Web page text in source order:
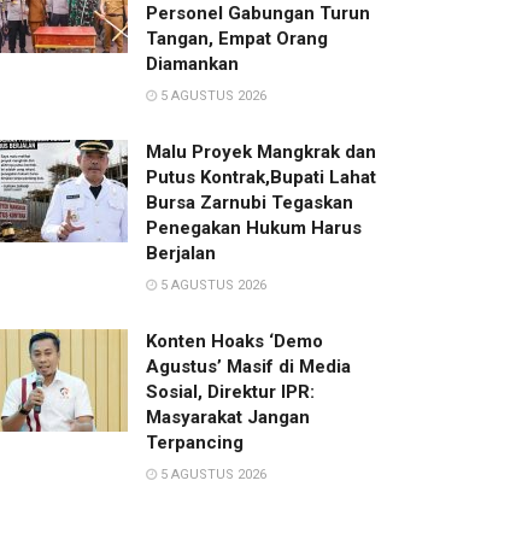
Personel Gabungan Turun
Tangan, Empat Orang
Diamankan
5 AGUSTUS 2026
Malu Proyek Mangkrak dan
Putus Kontrak,Bupati Lahat
Bursa Zarnubi Tegaskan
Penegakan Hukum Harus
Berjalan
5 AGUSTUS 2026
Konten Hoaks ‘Demo
Agustus’ Masif di Media
Sosial, Direktur IPR:
Masyarakat Jangan
Terpancing
5 AGUSTUS 2026